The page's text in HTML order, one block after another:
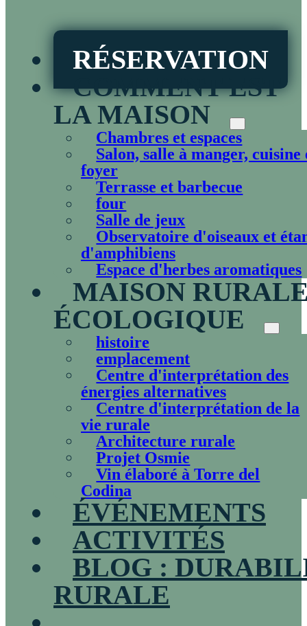
RÉSERVATION
COMMENT EST
LA MAISON
Chambres et espaces
Salon, salle à manger, cuisine
foyer
Terrasse et barbecue
four
Salle de jeux
Observatoire d'oiseaux et
d'amphibiens
Espace d'herbes aromatiques
MAISON
ÉCOLOGIQUE
histoire
emplacement
Centre d'interprétation des
énergies alternatives
Centre d'interprétation de la
vie rurale
Architecture rurale
Projet Osmie
Vin élaboré à Torre del
Codina
ÉVÉNEMENTS
ACTIVITÉS
BLOG :
RURALE